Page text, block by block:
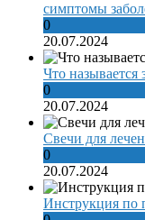
симптомы
0
20.07.2024
Что называется
0
20.07.2024
Свечи для
0
20.07.2024
Инструкция по